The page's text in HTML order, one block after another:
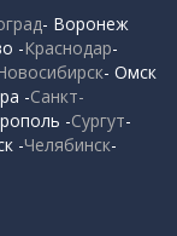
- Воронеж
-Краснодар-
- Омск
-Санкт-
-Сургут-
-Челябинск-